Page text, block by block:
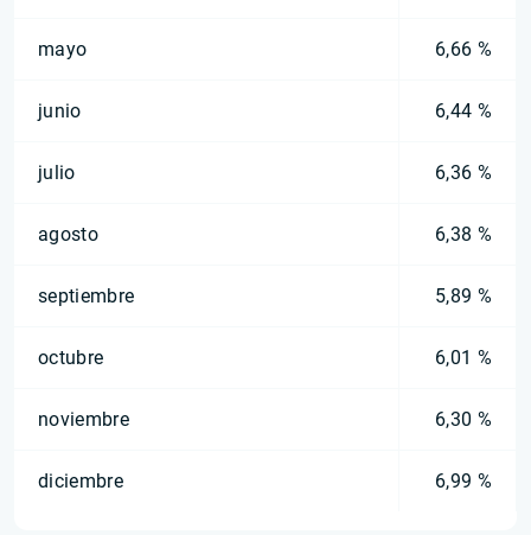
mayo 6,66 %
junio 6,44 %
julio 6,36 %
agosto 6,38 %
septiembre 5,89 %
octubre 6,01 %
noviembre 6,30 %
diciembre 6,99 %